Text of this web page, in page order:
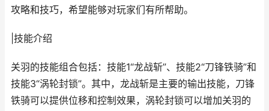
攻略和技巧，希望能够对玩家们有所帮助。
|技能介绍
关羽的技能组合包括：技能1“龙战斩”、技能2“刀锋铁骑”和
技能3“涡轮封锁”。其中，龙战斩是主要的输出技能，刀锋
铁骑可以提供位移和控制效果，涡轮封锁可以增加关羽的